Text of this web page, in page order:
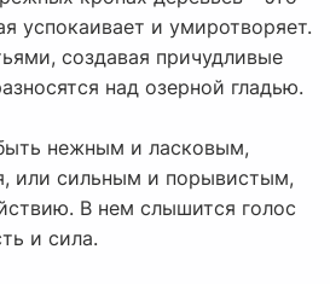
успокаивает и умиротворяет.
создавая причудливые
над озерной гладью.
нежным и ласковым,
или сильным и порывистым,
В нем слышится голос
и сила.